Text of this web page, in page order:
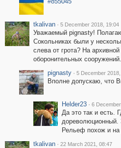
tkalivan · 5 December 2018, 19:04
Уважаемый pignasty!
Сокольниках были у
слева от грота? На
оборонительных сооружений.
pignasty · 5 December
Вполне допускаю, что
Helder23 · 6
Да это так и есть.
дореволюционный.
Рельеф похож и
tkalivan · 22 March 2021, 08:47